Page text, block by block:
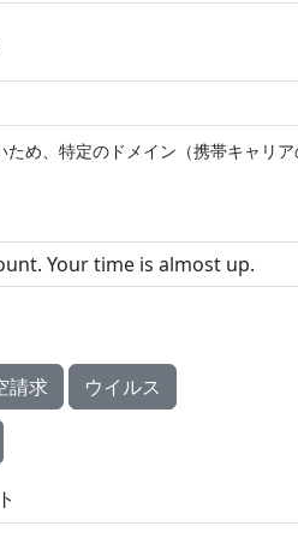
め、特定のドメイン（携帯キャリ
請求 ウイルス